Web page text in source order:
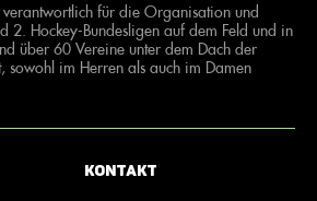
verantwortlich für die Organisation und
2. Hockey-Bundesligen auf dem Feld und in
über 60 Vereine unter dem Dach der
sowohl im Herren als auch im Damen
Kontakt